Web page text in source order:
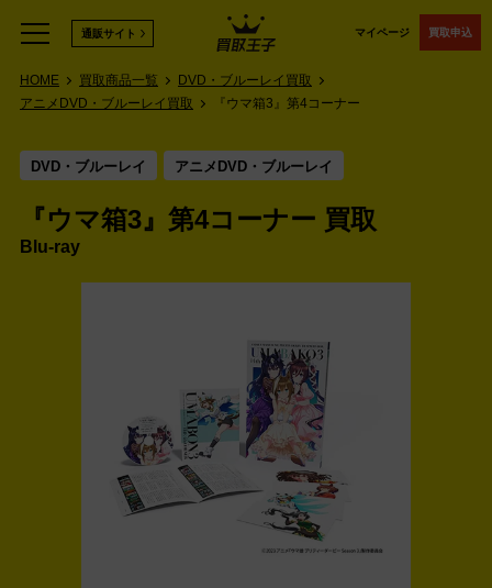
マイページ 買取申込
通販サイト
HOME 買取商品一覧
DVD・ブルーレイ買取
アニメDVD・ブルーレイ買取
『ウマ箱3』第4コーナー
DVD・ブルーレイ アニメDVD・ブルーレイ
『ウマ箱3』第4コーナー 買取
Blu-ray